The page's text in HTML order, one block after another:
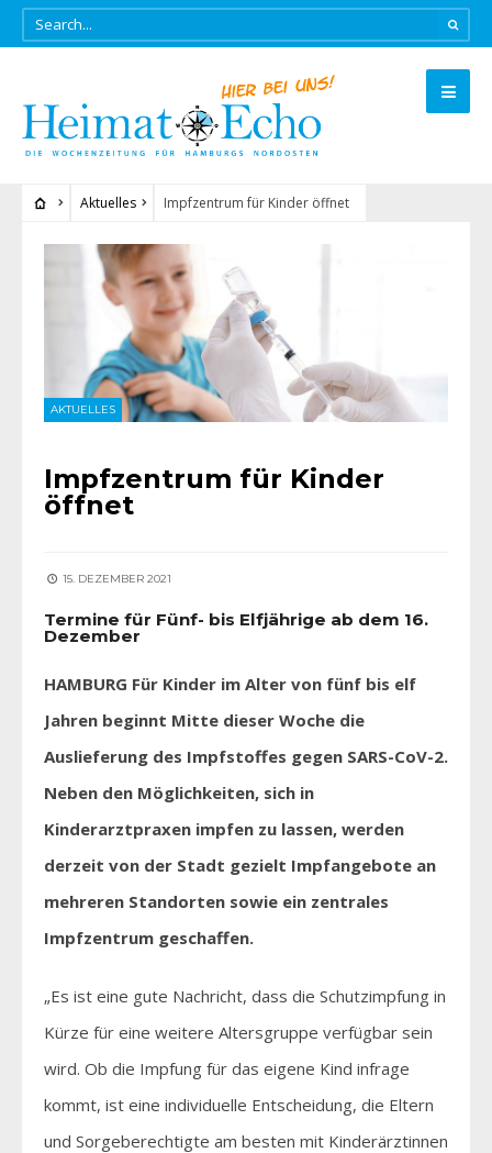
Aktuelles Impfzentrum für Kinder öffnet
AKTUELLES
Impfzentrum für Kinder
öffnet
15. DEZEMBER 2021
Termine für Fünf- bis Elfjährige ab dem 16.
Dezember
HAMBURG Für Kinder im Alter von fünf bis elf
Jahren beginnt Mitte dieser Woche die
Auslieferung des Impfstoffes gegen SARS-CoV-2.
Neben den Möglichkeiten, sich in
Kinderarztpraxen impfen zu lassen, werden
derzeit von der Stadt gezielt Impfangebote an
mehreren Standorten sowie ein zentrales
Impfzentrum geschaffen.
„Es ist eine gute Nachricht, dass die Schutzimpfung in
Kürze für eine weitere Altersgruppe verfügbar sein
wird. Ob die Impfung für das eigene Kind infrage
kommt, ist eine individuelle Entscheidung, die Eltern
und Sorgeberechtigte am besten mit Kinderärztinnen